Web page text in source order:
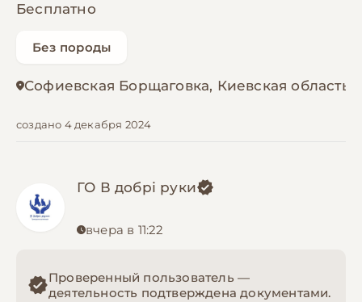
Бесплатно
Без породы
Софиевская Борщаговка, Киевская область
создано 4 декабря 2024
ГО В добрі руки
вчера в 11:22
Проверенный пользователь —
деятельность подтверждена документами.